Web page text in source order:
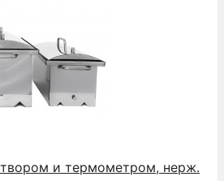
и термометром, нерж.